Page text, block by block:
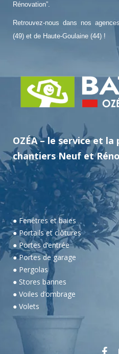
Rénovation”.
Retrouvez-nous dans nos
(49) et de Haute-Goulaine (44) !
OZÉA – le service et
chantiers Neuf et
● Fenêtres et baies
● Portails et clôtures
● Portes d’entrée
● Portes de garage
● Pergolas
● Stores bannes
● Voiles d’ombrage
● Volets